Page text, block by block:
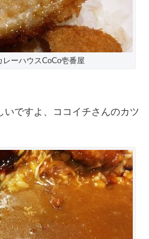
レーハウスCoCo壱番屋
いですよ、ココイチさんのカツ